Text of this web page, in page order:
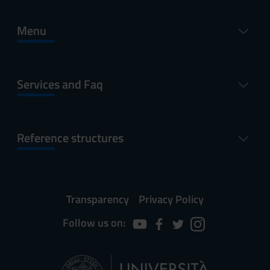
Menu
Services and Faq
Reference structures
Transparency
Privacy Policy
Follow us on: